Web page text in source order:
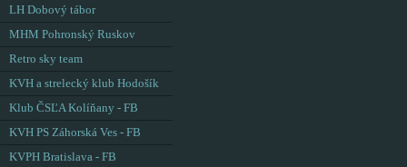
LH Dobový tábor
MHM Pohronský Ruskov
Retro sky team
KVH a strelecký klub Hodošík
Klub ČSĽA Kolíňany - FB
KVH PS Záhorská Ves - FB
KVPH Bratislava - FB